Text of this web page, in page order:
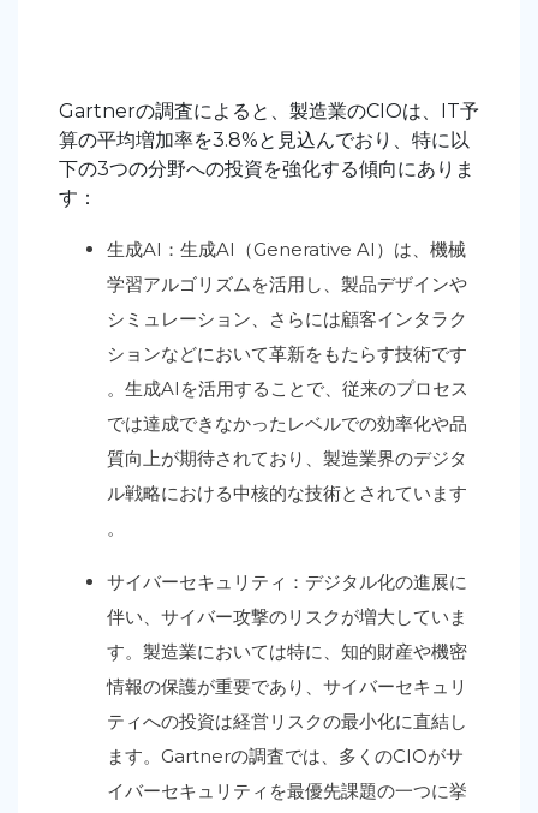
Gartnerの調査によると、製造業のCIOは、IT予
算の平均増加率を3.8%と見込んでおり、特に以
下の3つの分野への投資を強化する傾向にありま
す：
生成AI：生成AI（Generative AI）は、機械
学習アルゴリズムを活用し、製品デザインや
シミュレーション、さらには顧客インタラク
ションなどにおいて革新をもたらす技術です
。生成AIを活用することで、従来のプロセス
では達成できなかったレベルでの効率化や品
質向上が期待されており、製造業界のデジタ
ル戦略における中核的な技術とされています
。
サイバーセキュリティ：デジタル化の進展に
伴い、サイバー攻撃のリスクが増大していま
す。製造業においては特に、知的財産や機密
情報の保護が重要であり、サイバーセキュリ
ティへの投資は経営リスクの最小化に直結し
ます。Gartnerの調査では、多くのCIOがサ
イバーセキュリティを最優先課題の一つに挙